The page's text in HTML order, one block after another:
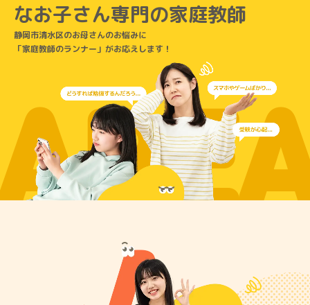
なお子さん専門の家庭教師
静岡市清水区のお母さんのお悩みに
「家庭教師のランナー」がお応えします！